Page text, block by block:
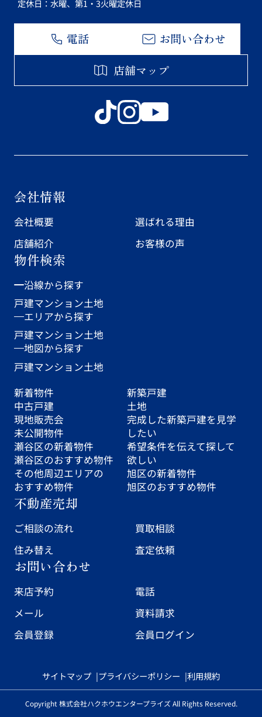
定休日：水曜、第1・3火曜定休日
電話
お問い合わせ
店舗マップ
会社情報
会社概要
選ばれる理由
店舗紹介
お客様の声
物件検索
沿線から探す
戸建マンション土地
エリアから探す
戸建マンション土地
地図から探す
戸建マンション土地
新着物件
中古戸建
現地販売会
未公開物件
瀬谷区の新着物件
瀬谷区のおすすめ物件
その他周辺エリアの
おすすめ物件
新築戸建
土地
完成した新築戸建を見学
したい
希望条件を伝えて探して
欲しい
旭区の新着物件
旭区のおすすめ物件
不動産売却
ご相談の流れ
買取相談
住み替え
査定依頼
お問い合わせ
来店予約
電話
メール
資料請求
会員登録
会員ログイン
サイトマップ プライバシーポリシー 利用規約
Copyright 株式会社ハクホウエンタープライズ All Rights Reserved.